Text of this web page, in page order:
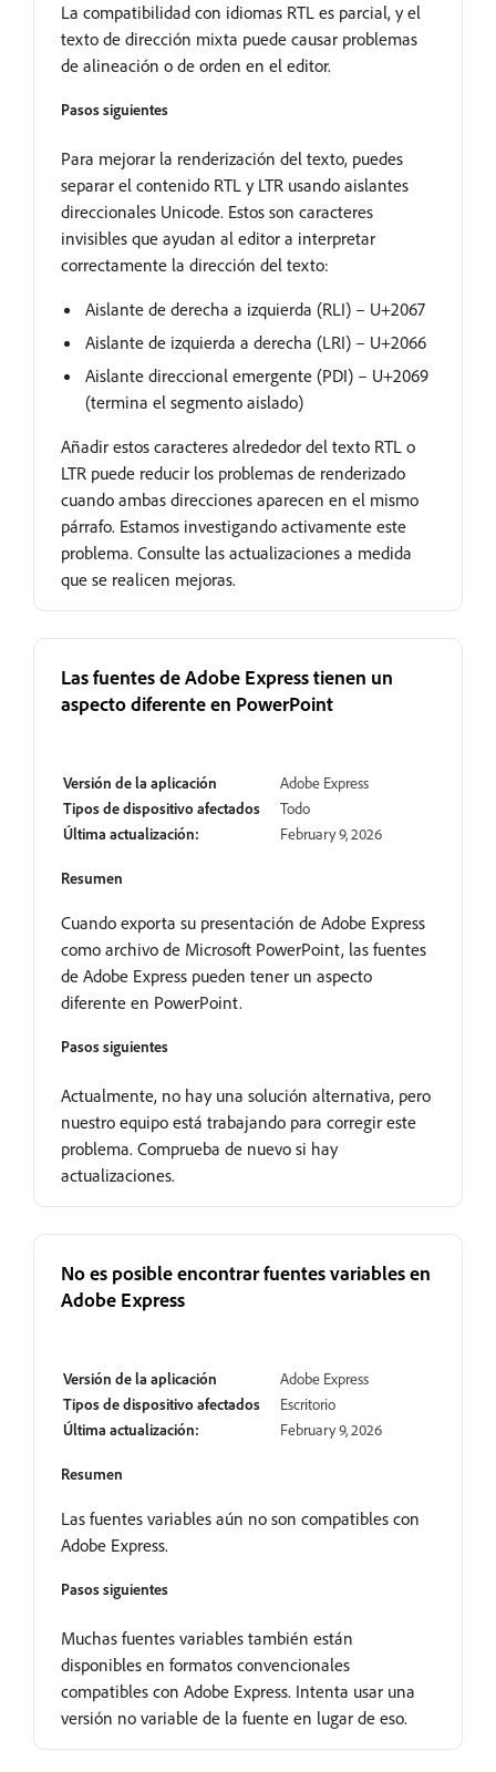
La compatibilidad con idiomas RTL es parcial, y el
texto de dirección mixta puede causar problemas
de alineación o de orden en el editor.
Pasos siguientes
Para mejorar la renderización del texto, puedes
separar el contenido RTL y LTR usando aislantes
direccionales Unicode. Estos son caracteres
invisibles que ayudan al editor a interpretar
correctamente la dirección del texto:
Aislante de derecha a izquierda (RLI) – U+2067
Aislante de izquierda a derecha (LRI) – U+2066
Aislante direccional emergente (PDI) – U+2069
(termina el segmento aislado)
Añadir estos caracteres alrededor del texto RTL o
LTR puede reducir los problemas de renderizado
cuando ambas direcciones aparecen en el mismo
párrafo. Estamos investigando activamente este
problema. Consulte las actualizaciones a medida
que se realicen mejoras.
Las fuentes de Adobe Express tienen un
aspecto diferente en PowerPoint
Versión de la aplicación
Adobe Express
Tipos de dispositivo afectados
Todo
Última actualización:
February 9, 2026
Resumen
Cuando exporta su presentación de Adobe Express
como archivo de Microsoft PowerPoint, las fuentes
de Adobe Express pueden tener un aspecto
diferente en PowerPoint.
Pasos siguientes
Actualmente, no hay una solución alternativa, pero
nuestro equipo está trabajando para corregir este
problema. Comprueba de nuevo si hay
actualizaciones.
No es posible encontrar fuentes variables en
Adobe Express
Versión de la aplicación
Adobe Express
Tipos de dispositivo afectados
Escritorio
Última actualización:
February 9, 2026
Resumen
Las fuentes variables aún no son compatibles con
Adobe Express.
Pasos siguientes
Muchas fuentes variables también están
disponibles en formatos convencionales
compatibles con Adobe Express. Intenta usar una
versión no variable de la fuente en lugar de eso.